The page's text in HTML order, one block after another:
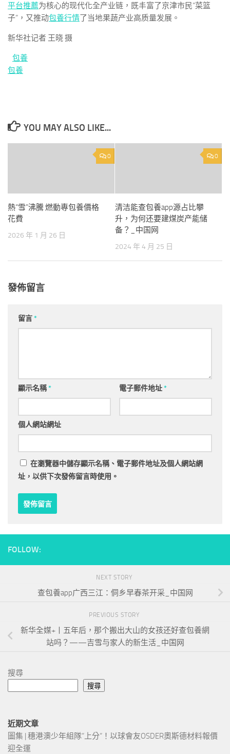
平台推薦为核心的现代化全产业链，既丰富了京津市民“菜篮
子”，又推动包養行情了当地果蔬产业高质量发展。
新华社记者 王晓 摄
包養
包養
YOU MAY ALSO LIKE...
0
熱“雪”沸騰 燃動專包養價格
花費
2026 年 1 月 26 日
0
清洁能查包養app源占比攀
升，为何还要建煤炭产能储
备？_中国网
2024 年 4 月 25 日
發佈留言
留言*
顯示名稱* 電子郵件地址*
個人網站網址
在瀏覽器中儲存顯示名稱、電子郵件地址及個人網站網
址，以供下次發佈留言時使用。
FOLLOW:
NEXT STORY
查包養app广西三江：侗乡早春茶开采_中国网
PREVIOUS STORY
新华全媒+丨五年后，那个搬出大山的女孩还好查包養網
站吗？——吉雪与家人的新生活_中国网
搜尋
搜尋
近期文章
圖集 | 穗港澳少年組隊“上分“！以球會友OSDER奧斯德材料報價
迎全運